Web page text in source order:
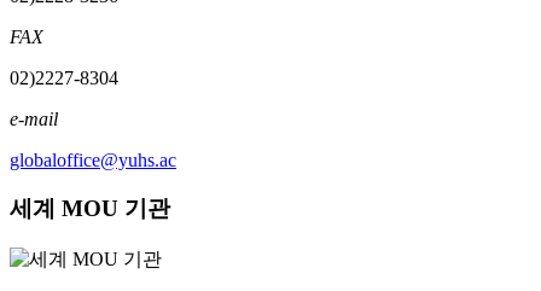
FAX
02)2227-8304
e-mail
globaloffice@yuhs.ac
세계 MOU 기관